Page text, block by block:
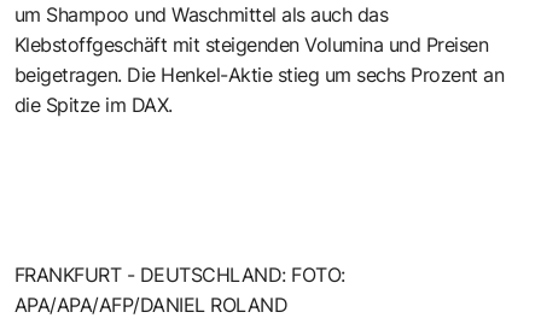
um Shampoo und Waschmittel als auch das
Klebstoffgeschäft mit steigenden Volumina und Preisen
beigetragen. Die Henkel-Aktie stieg um sechs Prozent an
die Spitze im DAX.
FRANKFURT - DEUTSCHLAND: FOTO:
APA/APA/AFP/DANIEL ROLAND